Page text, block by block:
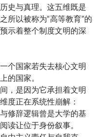
史与真理。这五维既是
所以被称为“高等教育”的
示着整个制度文明的深
个国家若失去核心文明
的国家。
，是因为它承担着文明
度正在系统性崩解：
修辞逻辑曾是大学的基
读让位于身份叙事。